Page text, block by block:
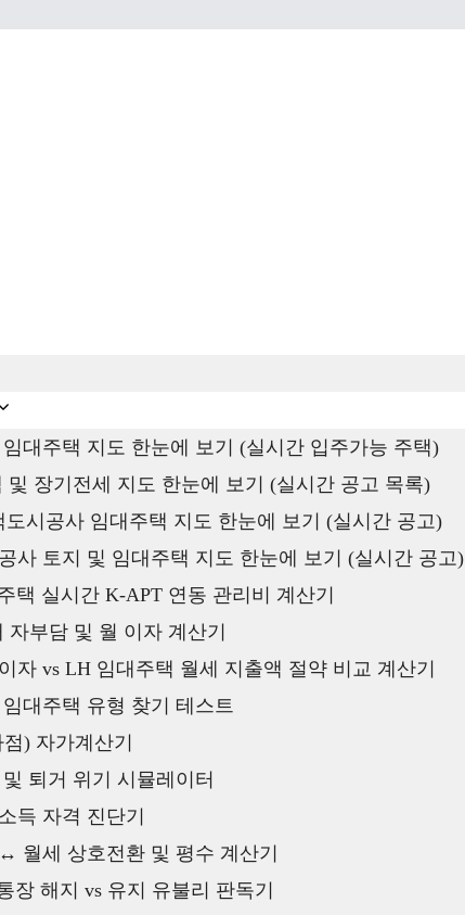
대주택 지도 한눈에 보기 (실시간 입주가능 주택)
및 장기전세 지도 한눈에 보기 (실시간 공고 목록)
도시공사 임대주택 지도 한눈에 보기 (실시간 공고)
사 토지 및 임대주택 지도 한눈에 보기 (실시간 공고)
택 실시간 K-APT 연동 관리비 계산기
자부담 및 월 이자 계산기
자 vs LH 임대주택 월세 지출액 절약 비교 계산기
대주택 유형 찾기 테스트
) 자가계산기
퇴거 위기 시뮬레이터
득 자격 진단기
월세 상호전환 및 평수 계산기
장 해지 vs 유지 유불리 판독기